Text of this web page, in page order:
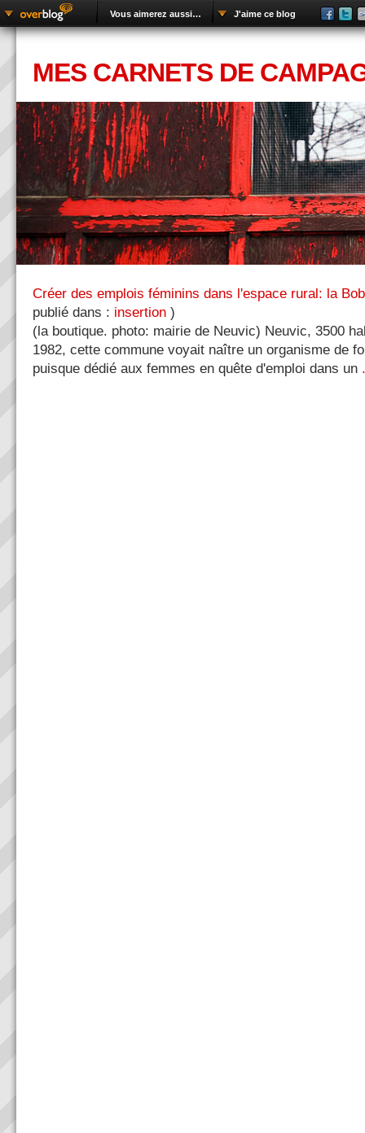
MES CARNETS DE
Créer des emplois féminins dans l'espace rural: la
publié dans : insertion )
(la boutique. photo: mairie de Neuvic) Neuvic, 3500
1982, cette commune voyait naître un organisme de
puisque dédié aux femmes en quête d'emploi dans un
Vous aimerez aussi… J'aime ce blog